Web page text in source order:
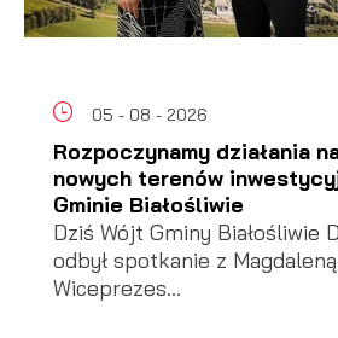
05 - 08 - 2026
Rozpoczynamy działania
nowych terenów
Gminie Białośliwie
Dziś Wójt Gminy Białośliwie
odbył spotkanie z
Wiceprezes...